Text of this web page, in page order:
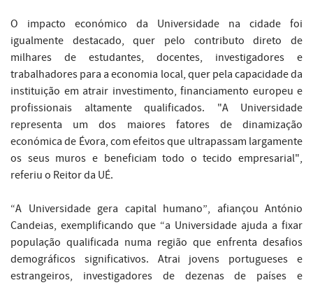
O impacto económico da Universidade na cidade foi
igualmente destacado, quer pelo contributo direto de
milhares de estudantes, docentes, investigadores e
trabalhadores para a economia local, quer pela capacidade da
instituição em atrair investimento, financiamento europeu e
profissionais altamente qualificados. "A Universidade
representa um dos maiores fatores de dinamização
económica de Évora, com efeitos que ultrapassam largamente
os seus muros e beneficiam todo o tecido empresarial",
referiu o Reitor da UÉ.
“A Universidade gera capital humano”, afiançou António
Candeias, exemplificando que “a Universidade ajuda a fixar
população qualificada numa região que enfrenta desafios
demográficos significativos. Atrai jovens portugueses e
estrangeiros, investigadores de dezenas de países e